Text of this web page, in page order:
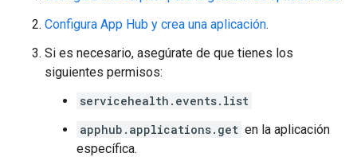
Configura App Hub y crea una aplicación.
Si es necesario, asegúrate de que tienes los
siguientes permisos:
servicehealth.events.list
apphub.applications.get en la aplicación
específica.